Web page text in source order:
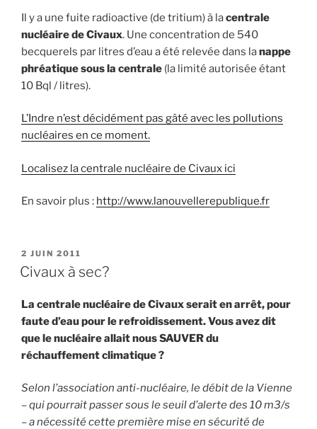
Il y a une fuite radioactive (de tritium) à lacentrale
nucléaire de Civaux. Une concentration de 540
becquerels par litres d’eau a été relevée dans lanappe
phréatique sous la centrale (la limité autorisée étant
10 Bql / litres).
L’Indre n’est décidément pas gâté avec les pollutions
nucléaires en ce moment.
Localisez la centrale nucléaire de Civaux ici
En savoir plus : http://www.lanouvellerepublique.fr
PUBLIÉ
LE
2 JUIN 2011
Civaux à sec?
La centrale nucléaire de Civaux serait en arrêt, pour
faute d’eau pour le refroidissement. Vous avez dit
que le nucléaire allait nous SAUVER du
réchauffement climatique ?
Selon l’association anti-nucléaire, le débit de la Vienne
– qui pourrait passer sous le seuil d’alerte des 10 m3/s
– a nécessité cette première mise en sécurité de